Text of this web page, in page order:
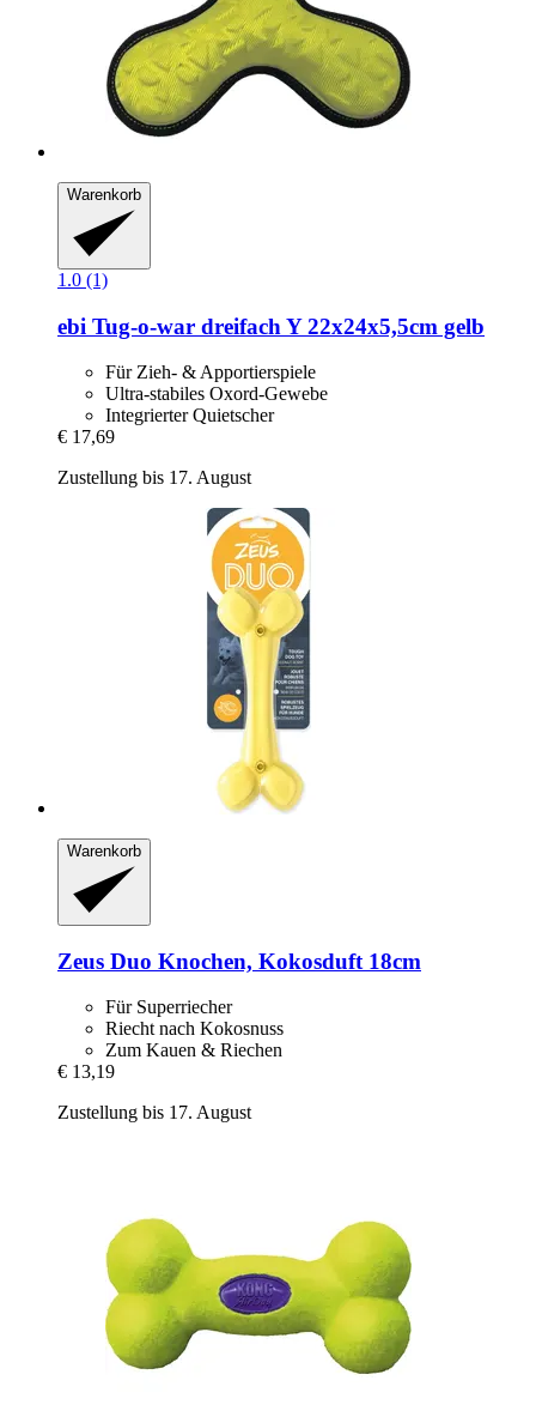
Warenkorb
1.0 (1)
ebi Tug-​o-​war dreifach Y 22x24x5,5cm gelb
Für Zieh- & Apportierspiele
Ultra-stabiles Oxord-Gewebe
Integrierter Quietscher
€ 17,69
Zustellung bis 17. August
Warenkorb
Zeus Duo Knochen, Kokosduft 18cm
Für Superriecher
Riecht nach Kokosnuss
Zum Kauen & Riechen
€ 13,19
Zustellung bis 17. August